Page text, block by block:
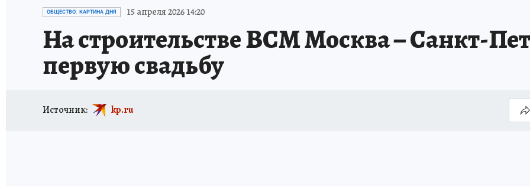
ИСПЫТАНО НА СЕБЕ
ОБЩЕСТВО: КАРТИНА ДНЯ 15 апреля 2026 14:20
На строительстве ВСМ Москва – Санкт-
первую свадьбу
Источник: kp.ru